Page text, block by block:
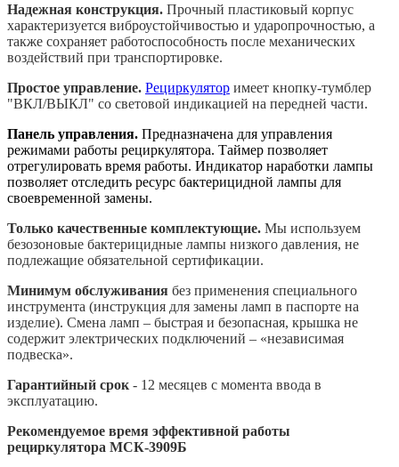
Надежная конструкция. Прочный пластиковый корпус
характеризуется виброустойчивостью и ударопрочностью, а
также сохраняет работоспособность после механических
воздействий при транспортировке.
Простое управление. Рециркулятор имеет кнопку-тумблер
"ВКЛ/ВЫКЛ" со световой индикацией на передней части.
Панель управления. Предназначена для управления
режимами работы рециркулятора. Таймер позволяет
отрегулировать время работы. Индикатор наработки лампы
позволяет отследить ресурс бактерицидной лампы для
своевременной замены.
Только качественные комплектующие. Мы используем
безозоновые бактерицидные лампы низкого давления, не
подлежащие обязательной сертификации.
Минимум обслуживания без применения специального
инструмента (инструкция для замены ламп в паспорте на
изделие). Смена ламп – быстрая и безопасная, крышка не
содержит электрических подключений – «независимая
подвеска».
Гарантийный срок - 12 месяцев с момента ввода в
эксплуатацию.
Рекомендуемое время эффективной работы
рециркулятора МСК-3909Б